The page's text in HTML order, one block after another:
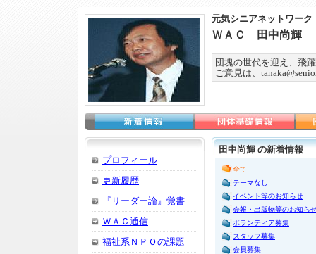
元気シニアネットワーク
ＷＡＣ 田中尚輝
団塊の世代を迎え、飛
ご意見は、
プロフィール
更新履歴
『リーダー論』覚書
ＷＡＣ通信
福祉系ＮＰＯの課題
田中尚輝 の新着情報
全て
テーマなし
イベント等のお知らせ
会報・出版物等のお知ら
ボランティア募集
スタッフ募集
会員募集